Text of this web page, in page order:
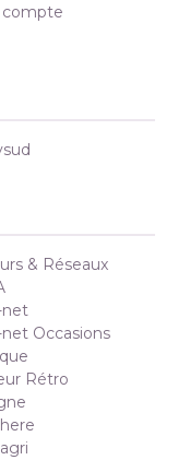
compte
& Réseaux
net
net Occasions
Rétro